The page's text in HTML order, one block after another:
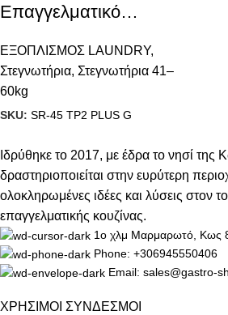
Επαγγελματικό
(45kg)
ΕΞΟΠΛΙΣΜΟΣ LAUNDRY,
Στεγνωτήρια, Στεγνωτήρια 41–
60kg
SKU: SR-45 TP2 PLUS G
Ιδρύθηκε το 2017, με έδρα το νησί της
δραστηριοποιείται στην ευρύτερη
ολοκληρωμένες ιδέες και λύσεις στον
επαγγελματικής κουζίνας.
1ο χλμ Μαρμαρωτό, Κως
Phone: +306945550406
Email: sales@gastro-
ΧΡΗΣΙΜΟΙ ΣΥΝΔΕΣΜΟΙ